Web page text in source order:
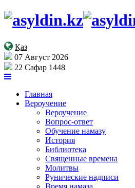
Қаз
07 Август 2026
22 Сафар 1448
Главная
Вероучение
Вероучение
Вопрос-ответ
Обучение намазу
История
Библиотека
Священные времена
Молитвы
Рунические надписи
Время намаза